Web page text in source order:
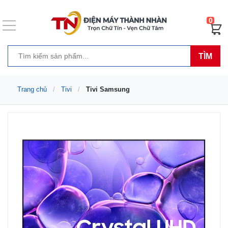
TÌM
0
Trang chủ Tivi Tivi Samsung